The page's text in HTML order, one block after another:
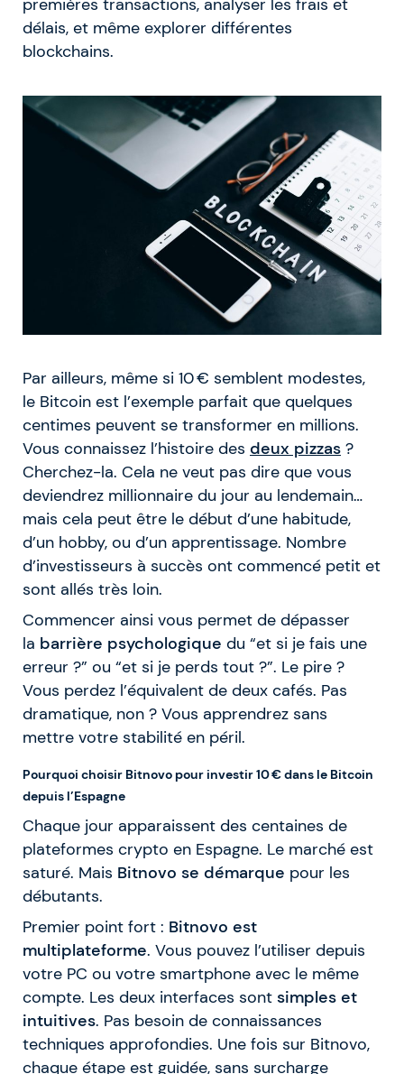
premières transactions, analyser les frais et
délais, et même explorer différentes
blockchains.
Par ailleurs, même si 10 € semblent modestes,
le Bitcoin est l’exemple parfait que quelques
centimes peuvent se transformer en millions.
Vous connaissez l’histoire des deux pizzas ?
Cherchez-la. Cela ne veut pas dire que vous
deviendrez millionnaire du jour au lendemain…
mais cela peut être le début d’une habitude,
d’un hobby, ou d’un apprentissage. Nombre
d’investisseurs à succès ont commencé petit et
sont allés très loin.
Commencer ainsi vous permet de dépasser
la barrière psychologique du “et si je fais une
erreur ?” ou “et si je perds tout ?”. Le pire ?
Vous perdez l’équivalent de deux cafés. Pas
dramatique, non ? Vous apprendrez sans
mettre votre stabilité en péril.
Pourquoi choisir Bitnovo pour investir 10 € dans le Bitcoin
depuis l’Espagne
Chaque jour apparaissent des centaines de
plateformes crypto en Espagne. Le marché est
saturé. Mais Bitnovo se démarque pour les
débutants.
Premier point fort : Bitnovo est
multiplateforme. Vous pouvez l’utiliser depuis
votre PC ou votre smartphone avec le même
compte. Les deux interfaces sont simples et
intuitives. Pas besoin de connaissances
techniques approfondies. Une fois sur Bitnovo,
chaque étape est guidée, sans surcharge